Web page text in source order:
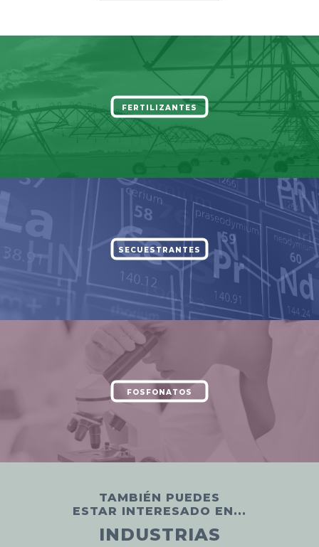
FERTILIZANTES
SECUESTRANTES
FOSFONATOS
TAMBIÉN PUEDES
ESTAR INTERESADO EN...
INDUSTRIAS